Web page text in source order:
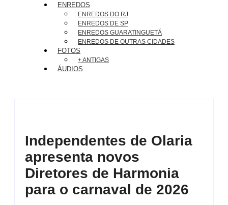
ENREDOS
ENREDOS DO RJ
ENREDOS DE SP
ENREDOS GUARATINGUETÁ
ENREDOS DE OUTRAS CIDADES
FOTOS
+ ANTIGAS
ÁUDIOS
Independentes de Olaria
apresenta novos
Diretores de Harmonia
para o carnaval de 2026